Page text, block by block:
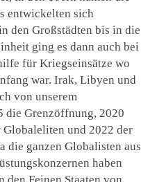
entwickelten sich
den Großstädten bis in die
ging es dann auch bei
für Kriegseinsätze wo
war. Irak, Libyen und
von unserem
die Grenzöffnung, 2020
Globaleliten und 2022 der
die ganzen Globalisten aus
haben